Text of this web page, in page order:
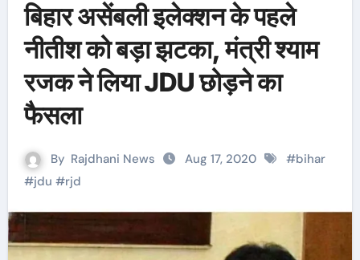
बिहार असेंबली इलेक्शन के पहले
नीतीश को बड़ा झटका, मंत्री श्याम
रजक ने लिया JDU छोड़ने का
फैसला
By Rajdhani News Aug 17, 2020 #bihar
#jdu #rjd